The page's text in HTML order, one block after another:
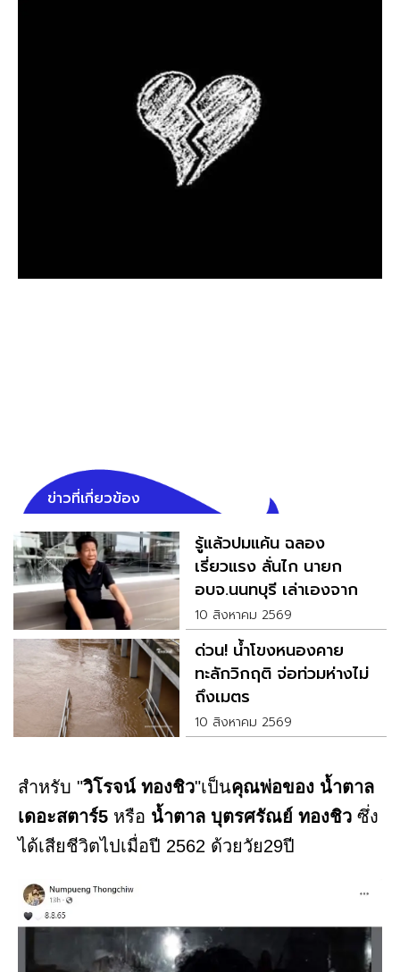
ข่าวที่เกี่ยวข้อง
รู้แล้วปมแค้น ฉลอง
เรี่ยวแรง ลั่นไก นายก
อบจ.นนทบุรี เล่าเองจาก
ปาก
10 สิงหาคม 2569
ด่วน! น้ำโขงหนองคาย
ทะลักวิกฤติ จ่อท่วมห่างไม่
ถึงเมตร
10 สิงหาคม 2569
สำหรับ "วิโรจน์ ทองชิว"เป็นคุณพ่อของ น้ำตาล
เดอะสตาร์5 หรือ น้ำตาล บุตรศรัณย์ ทองชิว ซึ่ง
ได้เสียชีวิตไปเมื่อปี 2562 ด้วยวัย29ปี